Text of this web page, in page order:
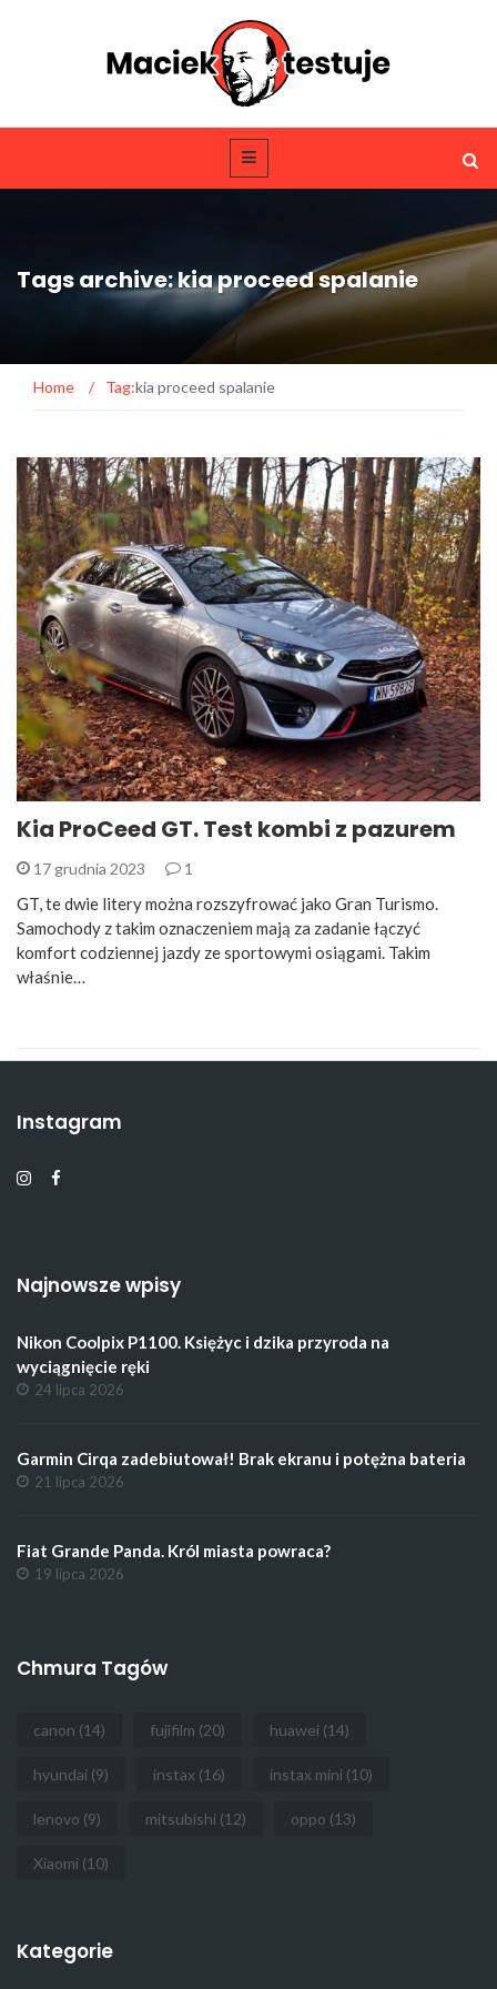
Tags archive: kia proceed spalanie
Home / Tag:kia proceed spalanie
Kia ProCeed GT. Test kombi z pazurem
17 grudnia 2023 1
GT, te dwie litery można rozszyfrować jako Gran Turismo.
Samochody z takim oznaczeniem mają za zadanie łączyć
komfort codziennej jazdy ze sportowymi osiągami. Takim
właśnie…
Instagram
Najnowsze wpisy
Nikon Coolpix P1100. Księżyc i dzika przyroda na
wyciągnięcie ręki
24 lipca 2026
Garmin Cirqa zadebiutował! Brak ekranu i potężna bateria
21 lipca 2026
Fiat Grande Panda. Król miasta powraca?
19 lipca 2026
Chmura Tagów
canon (14) fujifilm (20) huawei (14)
hyundai (9) instax (16) instax mini (10)
lenovo (9) mitsubishi (12) oppo (13)
Xiaomi (10)
Kategorie